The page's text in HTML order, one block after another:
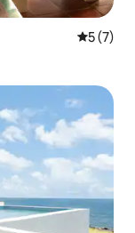
5 de
5 (7)